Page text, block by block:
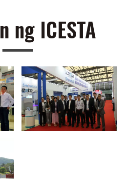
ng ICESTA